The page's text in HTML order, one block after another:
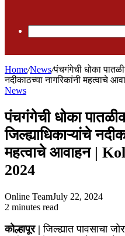
Home/News/पंचगंगेची धोका
नदीकाठच्या नागरिकांनी महत्वाचे
News
पंचगंगेची धोका
जिल्ह्याधिकाऱ्यांचे
महत्वाचे आवाहन |
2024
Online TeamJuly 22, 2024
2 minutes read
कोल्हापूर | जिल्ह्यात पावसाचा